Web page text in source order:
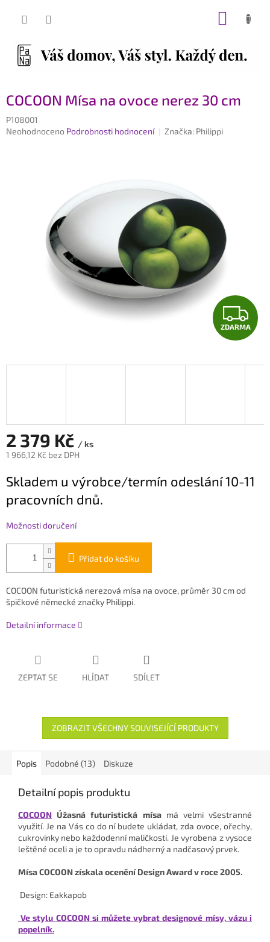
COCOON Mísa na ovoce nerez 30 cm
P108001
Průměrné
Neohodnoceno Podrobnosti hodnocení Značka: Philippi
Z
D
A
ZDARMA
2 379 Kč / ks
1 966,12 Kč bez DPH
cena:
Skladem u výrobce/termín odeslání 10-11
pracovních dnů.
Možnosti doručení
Přidat do košíku
COCOON futuristická nerezová mísa na ovoce, průměr 30 cm od
špičkové německé značky Philippi.
Detailní informace
ZEPTAT SE HLÍDAT SDÍLET
ZOBRAZIT VŠECHNY SOUVISEJÍCÍ PRODUKTY
Popis Podobné (13) Diskuze
Detailní popis produktu
COCOON Úžasná futuristická mísa má velmi všestranné
využití. Je na Vás co do ní budete ukládat, zda ovoce, ořechy,
cukrovinky nebo každodenní maličkosti. Je vyrobena z vysoce
leštěné oceli a je to opravdu nádherný a nadčasový prvek.
Mísa COCOON získala ocenění Design Award v roce 2005.
Design: Eakkapob
Ve stylu COCOON si můžete vybrat designové mísy, vázu i
popelník.